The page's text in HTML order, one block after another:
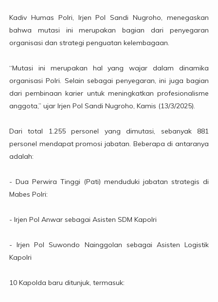
Kadiv Humas Polri, Irjen Pol Sandi Nugroho, menegaskan
bahwa mutasi ini merupakan bagian dari penyegaran
organisasi dan strategi penguatan kelembagaan.
“Mutasi ini merupakan hal yang wajar dalam dinamika
organisasi Polri. Selain sebagai penyegaran, ini juga bagian
dari pembinaan karier untuk meningkatkan profesionalisme
anggota,” ujar Irjen Pol Sandi Nugroho, Kamis (13/3/2025).
Dari total 1.255 personel yang dimutasi, sebanyak 881
personel mendapat promosi jabatan. Beberapa di antaranya
adalah:
- Dua Perwira Tinggi (Pati) menduduki jabatan strategis di
Mabes Polri:
- Irjen Pol Anwar sebagai Asisten SDM Kapolri
- Irjen Pol Suwondo Nainggolan sebagai Asisten Logistik
Kapolri
10 Kapolda baru ditunjuk, termasuk: